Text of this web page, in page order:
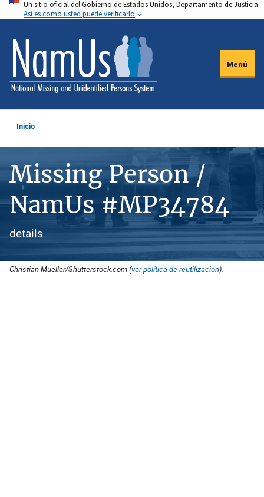
Pasar
al
contenido
principal
Un sitio oficial del Gobierno de Estados Unidos, Departamento de Justicia.
Así es como usted puede verificarlo
Menú
Inicio
Missing Person /
NamUs #MP34784
details
Christian Mueller/Shutterstock.com (ver política de reutilización).